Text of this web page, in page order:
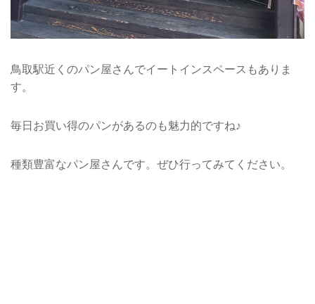
鳥取駅近くのパン屋さんでイートインスペースもありま
す。
毎日お買い得のパンがあるのも魅力的ですね♪
種類豊富なパン屋さんです。ぜひ行ってみてください。